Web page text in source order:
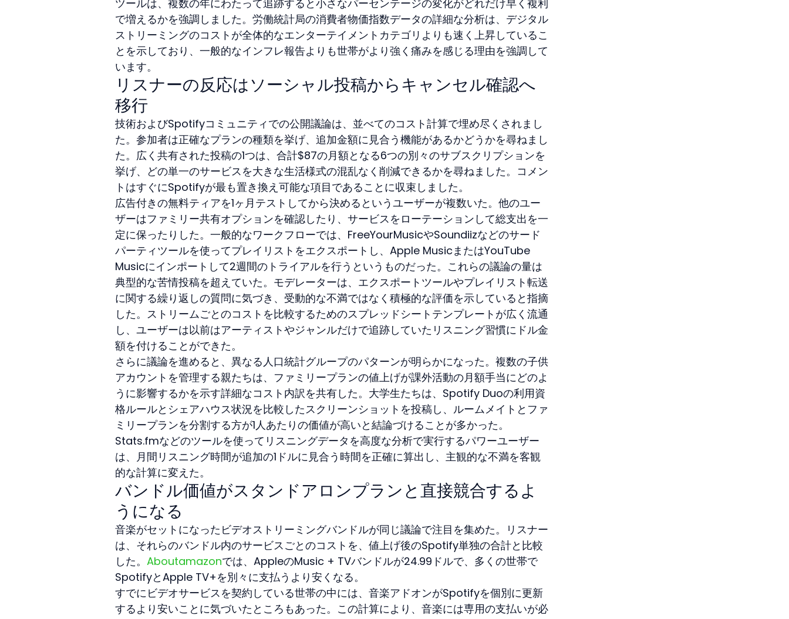
ツールは、複数の年にわたって追跡すると小さなパーセンテージの変化がどれだけ早く複利
で増えるかを強調しました。労働統計局の消費者物価指数データの詳細な分析は、デジタル
ストリーミングのコストが全体的なエンターテイメントカテゴリよりも速く上昇しているこ
とを示しており、一般的なインフレ報告よりも世帯がより強く痛みを感じる理由を強調して
います。
リスナーの反応はソーシャル投稿からキャンセル確認へ
移行
技術およびSpotifyコミュニティでの公開議論は、並べてのコスト計算で埋め尽くされまし
た。参加者は正確なプランの種類を挙げ、追加金額に見合う機能があるかどうかを尋ねまし
た。広く共有された投稿の1つは、合計$87の月額となる6つの別々のサブスクリプションを
挙げ、どの単一のサービスを大きな生活様式の混乱なく削減できるかを尋ねました。コメン
トはすぐにSpotifyが最も置き換え可能な項目であることに収束しました。
広告付きの無料ティアを1ヶ月テストしてから決めるというユーザーが複数いた。他のユー
ザーはファミリー共有オプションを確認したり、サービスをローテーションして総支出を一
定に保ったりした。一般的なワークフローでは、FreeYourMusicやSoundiizなどのサード
パーティツールを使ってプレイリストをエクスポートし、Apple MusicまたはYouTube
Musicにインポートして2週間のトライアルを行うというものだった。これらの議論の量は
典型的な苦情投稿を超えていた。モデレーターは、エクスポートツールやプレイリスト転送
に関する繰り返しの質問に気づき、受動的な不満ではなく積極的な評価を示していると指摘
した。ストリームごとのコストを比較するためのスプレッドシートテンプレートが広く流通
し、ユーザーは以前はアーティストやジャンルだけで追跡していたリスニング習慣にドル金
額を付けることができた。
さらに議論を進めると、異なる人口統計グループのパターンが明らかになった。複数の子供
アカウントを管理する親たちは、ファミリープランの値上げが課外活動の月額手当にどのよ
うに影響するかを示す詳細なコスト内訳を共有した。大学生たちは、Spotify Duoの利用資
格ルールとシェアハウス状況を比較したスクリーンショットを投稿し、ルームメイトとファ
ミリープランを分割する方が1人あたりの価値が高いと結論づけることが多かった。
Stats.fmなどのツールを使ってリスニングデータを高度な分析で実行するパワーユーザー
は、月間リスニング時間が追加の1ドルに見合う時間を正確に算出し、主観的な不満を客観
的な計算に変えた。
バンドル価値がスタンドアロンプランと直接競合するよ
うになる
音楽がセットになったビデオストリーミングバンドルが同じ議論で注目を集めた。リスナー
は、それらのバンドル内のサービスごとのコストを、値上げ後のSpotify単独の合計と比較
した。 Aboutamazonでは、AppleのMusic + TVバンドルが24.99ドルで、多くの世帯で
SpotifyとApple TV+を別々に支払うより安くなる。
すでにビデオサービスを契約している世帯の中には、音楽アドオンがSpotifyを個別に更新
するより安いことに気づいたところもあった。この計算により、音楽には専用の支払いが必